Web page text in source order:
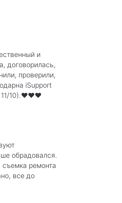
и
договорилась,
проверили,
iSupport
11/10).❤️❤️❤️
обрадовался.
ремонта
все до